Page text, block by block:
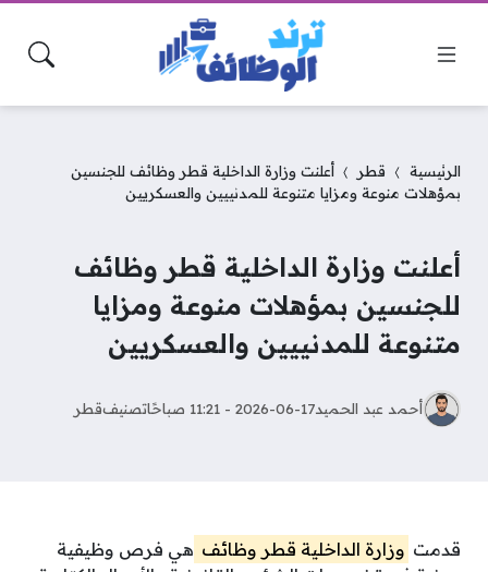
الرئيسية قطر
أعلنت وزارة الداخلية قطر وظائف للجنسين
بمؤهلات منوعة ومزايا متنوعة للمدنييين والعسكريين
أعلنت وزارة الداخلية قطر وظائف
للجنسين بمؤهلات منوعة ومزايا
متنوعة للمدنييين والعسكريين
أحمد عبد الحميد2026-06-17 - 11:21 صباحًا تصنيفقطر
قدمت وزارة الداخلية قطر وظائف هي فرص وظيفية